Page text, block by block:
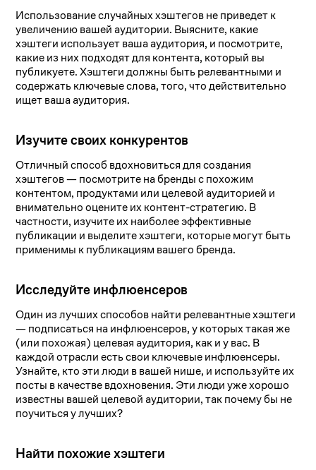
Использование случайных хэштегов не приведет к
увеличению вашей аудитории. Выясните, какие
хэштеги использует ваша аудитория, и посмотрите,
какие из них подходят для контента, который вы
публикуете. Хэштеги должны быть релевантными и
содержать ключевые слова, того, что действительно
ищет ваша аудитория.
Изучите своих конкурентов
Отличный способ вдохновиться для создания
хэштегов — посмотрите на бренды с похожим
контентом, продуктами или целевой аудиторией и
внимательно оцените их контент-стратегию. В
частности, изучите их наиболее эффективные
публикации и выделите хэштеги, которые могут быть
применимы к публикациям вашего бренда.
Исследуйте инфлюенсеров
Один из лучших способов найти релевантные хэштеги
— подписаться на инфлюенсеров, у которых такая же
(или похожая) целевая аудитория, как и у вас. В
каждой отрасли есть свои ключевые инфлюенсеры.
Узнайте, кто эти люди в вашей нише, и используйте их
посты в качестве вдохновения. Эти люди уже хорошо
известны вашей целевой аудитории, так почему бы не
поучиться у лучших?
Найти похожие хэштеги